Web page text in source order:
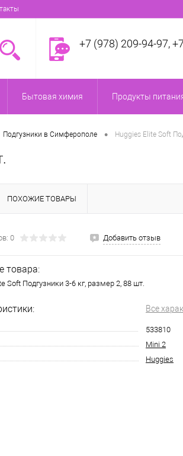
+7 (978) 209-94-97,
Бытовая химия Продукты
Подгузники в Симферополе • Huggies Elite Soft
ПОХОЖИЕ ТОВАРЫ
0 Добавить отзыв
товара:
Soft Подгузники 3-6 кг, размер 2, 88 шт.
Все
533810
Mini 2
Huggies